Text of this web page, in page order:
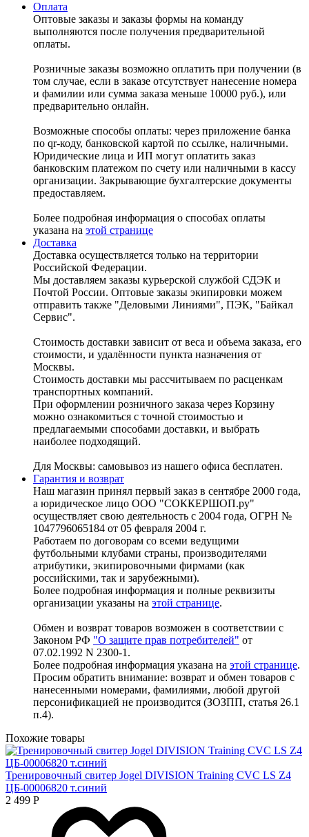
Оплата
Оптовые заказы и заказы формы на команду
выполняются после получения предварительной
оплаты.
Розничные заказы возможно оплатить при получении (в
том случае, если в заказе отсутствует нанесение номера
и фамилии или сумма заказа меньше 10000 руб.), или
предварительно онлайн.
Возможные способы оплаты: через приложение банка
по qr-коду, банковской картой по ссылке, наличными.
Юридические лица и ИП могут оплатить заказ
банковским платежом по счету или наличными в кассу
организации. Закрывающие бухгалтерские документы
предоставляем.
Более подробная информация о способах оплаты
указана на этой странице
Доставка
Доставка осуществляется только на территории
Российской Федерации.
Мы доставляем заказы курьерской службой СДЭК и
Почтой России. Оптовые заказы экипировки можем
отправить также "Деловыми Линиями", ПЭК, "Байкал
Сервис".
Стоимость доставки зависит от веса и объема заказа, его
стоимости, и удалённости пункта назначения от
Москвы.
Стоимость доставки мы рассчитываем по расценкам
транспортных компаний.
При оформлении розничного заказа через Корзину
можно ознакомиться с точной стоимостью и
предлагаемыми способами доставки, и выбрать
наиболее подходящий.
Для Москвы: самовывоз из нашего офиса бесплатен.
Гарантия и возврат
Наш магазин принял первый заказ в сентябре 2000 года,
а юридическое лицо ООО "СОККЕРШОП.ру"
осуществляет свою деятельность с 2004 года, ОГРН №
1047796065184 от 05 февраля 2004 г.
Работаем по договорам со всеми ведущими
футбольными клубами страны, производителями
атрибутики, экипировочными фирмами (как
российскими, так и зарубежными).
Более подробная информация и полные реквизиты
организации указаны на этой странице.
Обмен и возврат товаров возможен в соответствии с
Законом РФ "О защите прав потребителей" от
07.02.1992 N 2300-1.
Более подробная информация указана на этой странице.
Просим обратить внимание: возврат и обмен товаров с
нанесенными номерами, фамилиями, любой другой
персонификацией не производится (ЗОЗПП, статья 26.1
п.4).
Похожие товары
Тренировочный свитер Jogel DIVISION Training CVC LS Z4
ЦБ-00006820 т.синий
2 499 Р